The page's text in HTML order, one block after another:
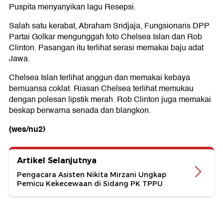
Puspita menyanyikan lagu Resepsi.
Salah satu kerabat, Abraham Sridjaja, Fungsionaris DPP
Partai Golkar mengunggah foto Chelsea Islan dan Rob
Clinton. Pasangan itu terlihat serasi memakai baju adat
Jawa.
Chelsea Islan terlihat anggun dan memakai kebaya
bernuansa coklat. Riasan Chelsea terlihat memukau
dengan polesan lipstik merah. Rob Clinton juga memakai
beskap berwarna senada dan blangkon.
(wes/nu2)
Artikel Selanjutnya
Pengacara Asisten Nikita Mirzani Ungkap
Pemicu Kekecewaan di Sidang PK TPPU